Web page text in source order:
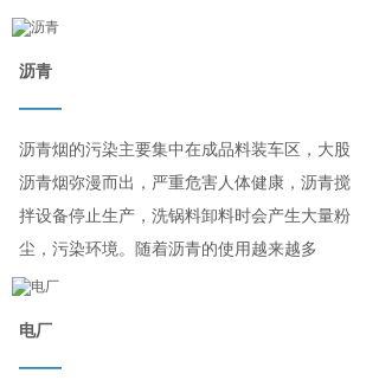
沥青
——
沥青烟的污染主要集中在成品料装车区，大股
沥青烟弥漫而出，严重危害人体健康，沥青搅
拌设备停止生产，洗锅料卸料时会产生大量粉
尘，污染环境。随着沥青的使用越来越多
电厂
——